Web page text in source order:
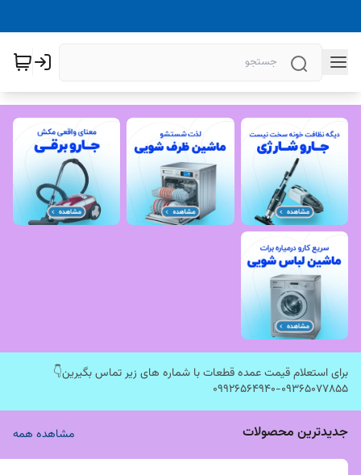
برای استعلام قیمت عمده قطعات با شماره های زیر تماس بگیرین👇
۰۹۹۲۶۵۶۴۹۴۰-۰۹۳۶۵۰۷۷۸۵۵
جدیدترین محصولات مشاهده همه